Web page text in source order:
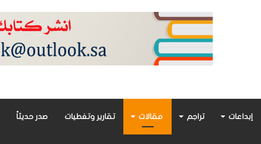
إبداعات تراجم مقالات تقارير وتغطيات صدر حديثاً